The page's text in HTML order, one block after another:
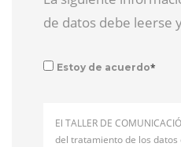
de datos debe leerse
Estoy de acuerdo*
El TALLER DE
del tratamiento de los datos